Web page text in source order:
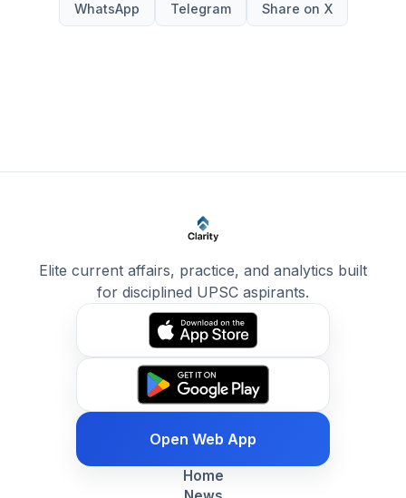
WhatsApp Telegram Share on X
Elite current affairs, practice, and analytics built
for disciplined UPSC aspirants.
Open Web App
Home